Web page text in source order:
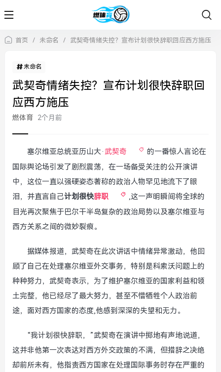
首页 / 未命名 / 武契奇情绪失控？宣布计划很快辞职回应西方施压
未命名
武契奇情绪失控？宣布计划很快辞职回
应西方施压
燃体育 2个月前
塞尔维亚总统亚历山大·武契奇
的一番惊人言论在
国际舆论场引发了剧烈震荡，在一场备受关注的公开演讲
中，这位一直以强硬姿态著称的政治人物罕见地流下了眼
泪，并直言自己计划很快辞职
,这一声明瞬间将全球的
目光再次聚焦于巴尔干半岛复杂的政治局势以及塞尔维亚与
西方关系之间的微妙裂痕。
据媒体报道，武契奇在此次讲话中情绪异常激动，他回
顾了自己在处理塞尔维亚外交事务，特别是科索沃问题上的
种种努力，武契奇表示，为了维护塞尔维亚的国家利益和领
土完整，他已经尽了最大努力，甚至不惜牺牲个人政治前
途，面对西方国家的态度,他感到深深的失望和无力。
“我计划很快辞职，”武契奇在演讲中掷地有声地说道，
这并非他第一次表达对西方外交政策的不满，但措辞之决绝
却前所未有，他指责西方国家在处理国际事务时存在严重的